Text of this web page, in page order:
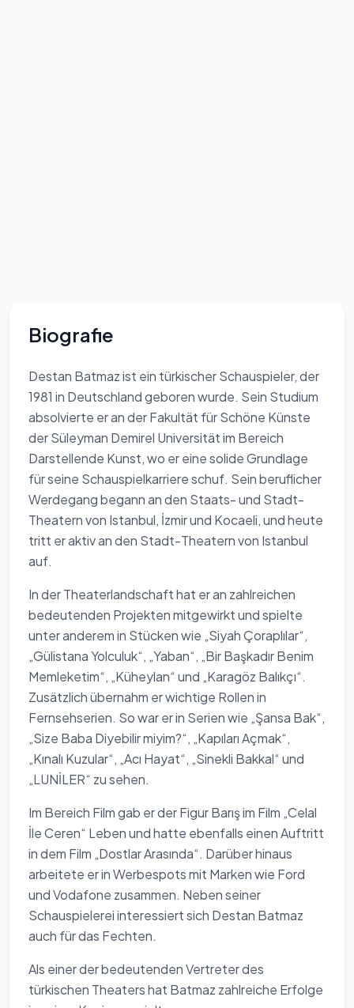
Biografie
Destan Batmaz ist ein türkischer Schauspieler, der
1981 in Deutschland geboren wurde. Sein Studium
absolvierte er an der Fakultät für Schöne Künste
der Süleyman Demirel Universität im Bereich
Darstellende Kunst, wo er eine solide Grundlage
für seine Schauspielkarriere schuf. Sein beruflicher
Werdegang begann an den Staats- und Stadt-
Theatern von Istanbul, İzmir und Kocaeli, und heute
tritt er aktiv an den Stadt-Theatern von Istanbul
auf.
In der Theaterlandschaft hat er an zahlreichen
bedeutenden Projekten mitgewirkt und spielte
unter anderem in Stücken wie „Siyah Çoraplılar“,
„Gülistana Yolculuk“, „Yaban“, „Bir Başkadır Benim
Memleketim“, „Küheylan“ und „Karagöz Balıkçı“.
Zusätzlich übernahm er wichtige Rollen in
Fernsehserien. So war er in Serien wie „Şansa Bak“,
„Size Baba Diyebilir miyim?“, „Kapıları Açmak“,
„Kınalı Kuzular“, „Acı Hayat“, „Sinekli Bakkal“ und
„LUNİLER“ zu sehen.
Im Bereich Film gab er der Figur Barış im Film „Celal
İle Ceren“ Leben und hatte ebenfalls einen Auftritt
in dem Film „Dostlar Arasında“. Darüber hinaus
arbeitete er in Werbespots mit Marken wie Ford
und Vodafone zusammen. Neben seiner
Schauspielerei interessiert sich Destan Batmaz
auch für das Fechten.
Als einer der bedeutenden Vertreter des
türkischen Theaters hat Batmaz zahlreiche Erfolge